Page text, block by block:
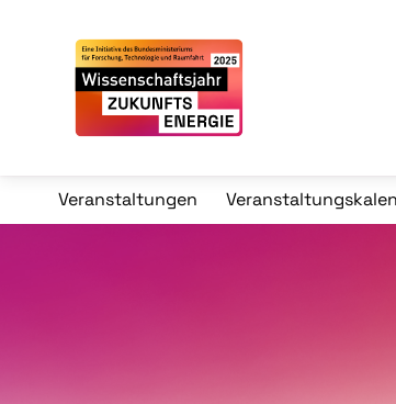
Veranstaltungen